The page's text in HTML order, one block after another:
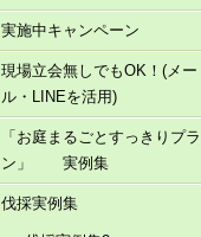
実施中キャンペーン
現場立会無しでもOK！(メー
ル・LINEを活用)
「お庭まるごとすっきりプラ
ン」 実例集
伐採実例集